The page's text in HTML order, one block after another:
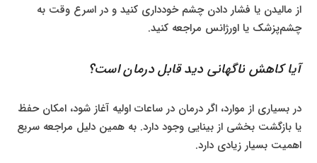
از مالیدن یا فشار دادن چشم خودداری کنید و در اسرع وقت به
چشم‌پزشک یا اورژانس مراجعه کنید.
آیا کاهش ناگهانی دید قابل درمان است؟
در بسیاری از موارد، اگر درمان در ساعات اولیه آغاز شود، امکان حفظ
یا بازگشت بخشی از بینایی وجود دارد. به همین دلیل مراجعه سریع
اهمیت بسیار زیادی دارد.